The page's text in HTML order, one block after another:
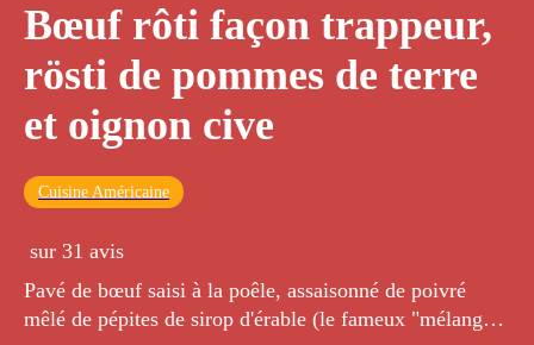
Bœuf rôti façon trappeur,
rösti de pommes de terre
et oignon cive
Cuisine Américaine
sur 31 avis
Pavé de bœuf saisi à la poêle, assaisonné de poivré
mêlé de pépites de sirop d'érable (le fameux "mélange